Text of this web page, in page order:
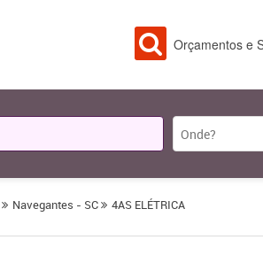
Orçamentos e
Navegantes - SC 4AS ELÉTRICA